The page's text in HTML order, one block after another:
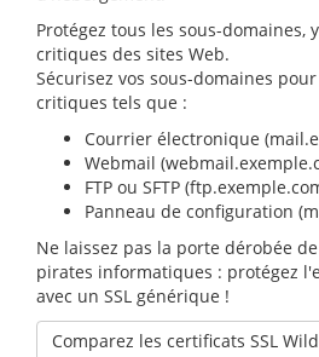
Protégez tous les sous-domaines,
critiques des sites Web.
Sécurisez vos sous-domaines
critiques tels que :
Courrier électronique
Webmail
FTP ou SFTP
Panneau de configuration
Ne laissez pas la porte dérobée
pirates informatiques : protégez
avec un SSL générique !
Comparez les certificats SSL